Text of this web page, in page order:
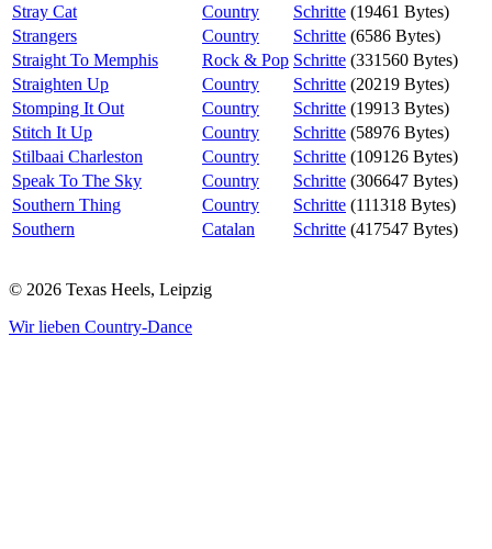
Stray Cat
Country Schritte (19461 Bytes)
Strangers
Country Schritte (6586 Bytes)
Straight To Memphis
Rock & Pop Schritte (331560 Bytes)
Straighten Up
Country Schritte (20219 Bytes)
Stomping It Out
Country Schritte (19913 Bytes)
Stitch It Up
Country Schritte (58976 Bytes)
Stilbaai Charleston
Country Schritte (109126 Bytes)
Speak To The Sky
Country Schritte (306647 Bytes)
Southern Thing
Country Schritte (111318 Bytes)
Southern
Catalan Schritte (417547 Bytes)
© 2026 Texas Heels, Leipzig
Wir lieben Country-Dance